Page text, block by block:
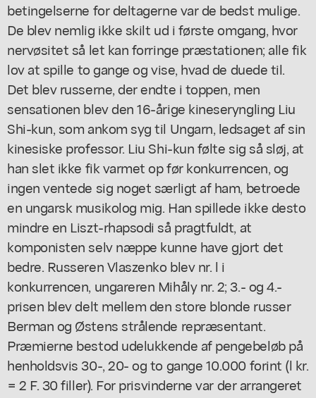
betingelserne for deltagerne var de bedst mulige.
De blev nemlig ikke skilt ud i første omgang, hvor
nervøsitet så let kan forringe præstationen; alle fik
lov at spille to gange og vise, hvad de duede til.
Det blev russerne, der endte i toppen, men
sensationen blev den 16-årige kineseryngling Liu
Shi-kun, som ankom syg til Ungarn, ledsaget af sin
kinesiske professor. Liu Shi-kun følte sig så sløj, at
han slet ikke fik varmet op før konkurrencen, og
ingen ventede sig noget særligt af ham, betroede
en ungarsk musikolog mig. Han spillede ikke desto
mindre en Liszt-rhapsodi så pragtfuldt, at
komponisten selv næppe kunne have gjort det
bedre. Russeren Vlaszenko blev nr. l i
konkurrencen, ungareren Mihåly nr. 2; 3.- og 4.-
prisen blev delt mellem den store blonde russer
Berman og Østens strålende repræsentant.
Præmierne bestod udelukkende af pengebeløb på
henholdsvis 30-, 20- og to gange 10.000 forint (l kr.
= 2 F. 30 filler). For prisvinderne var der arrangeret